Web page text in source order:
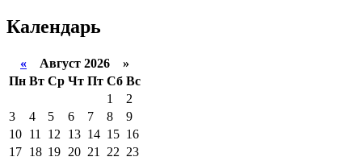
Календарь
« Август 2026 »
Пн Вт Ср Чт Пт Сб Вс
1
2
3
4 5 6 7 8
9
10 11 12 13 14 15 16
17 18 19 20 21 22 23